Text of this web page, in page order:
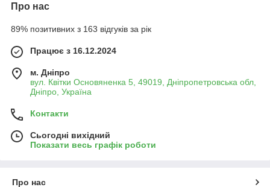
Про нас
89% позитивних з 163 відгуків за рік
Працює з 16.12.2024
м. Дніпро
вул. Квітки Основяненка 5, 49019, Дніпропетровська обл,
Дніпро, Україна
Контакти
Сьогодні вихідний
Показати весь графік роботи
Про нас